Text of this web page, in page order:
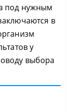
под нужным
в
у
выбора